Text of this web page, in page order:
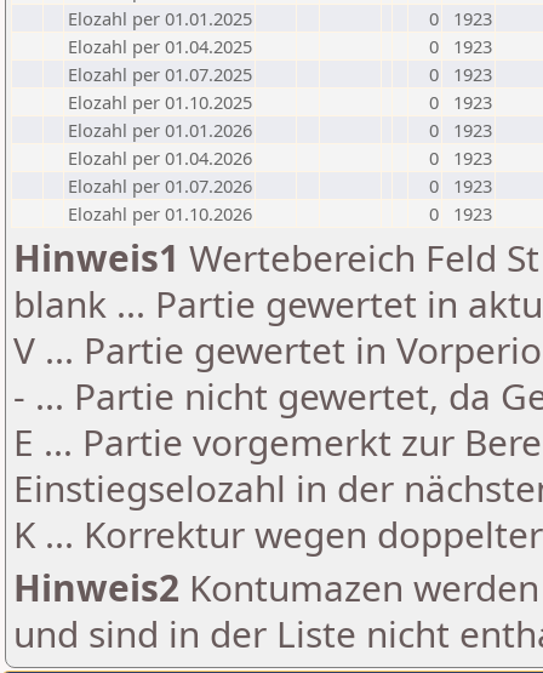
Elozahl per 01.01.2025
0
1923
Elozahl per 01.04.2025
0
1923
Elozahl per 01.07.2025
0
1923
Elozahl per 01.10.2025
0
1923
Elozahl per 01.01.2026
0
1923
Elozahl per 01.04.2026
0
1923
Elozahl per 01.07.2026
0
1923
Elozahl per 01.10.2026
0 1923
Hinweis1 Wertebereich Feld
blank ... Partie gewertet in
V ... Partie gewertet in
- ... Partie nicht gewertet, da
E ... Partie vorgemerkt zur
Einstiegselozahl in der
K ... Korrektur wegen
Hinweis2 Kontumazen
und sind in der Liste nicht